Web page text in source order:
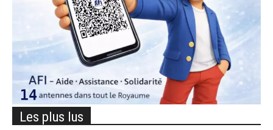
Les plus lus